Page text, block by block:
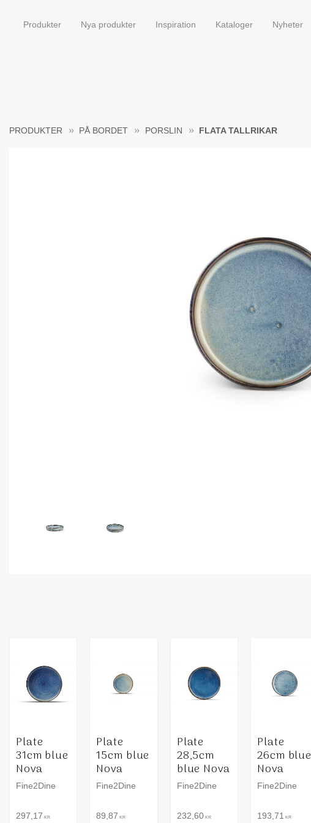
Produkter Nya produkter Inspiration Kataloger Nyheter
PRODUKTER PÅ BORDET PORSLIN FLATA TALLRIKAR
Plate
31cm blue
Nova
Fine2Dine
297,17 KR
Plate
15cm blue
Nova
Fine2Dine
89,87 KR
Plate
28,5cm
blue Nova
Fine2Dine
232,60KR
Plate
26cm blue
Nova
Fine2Dine
193,71 KR